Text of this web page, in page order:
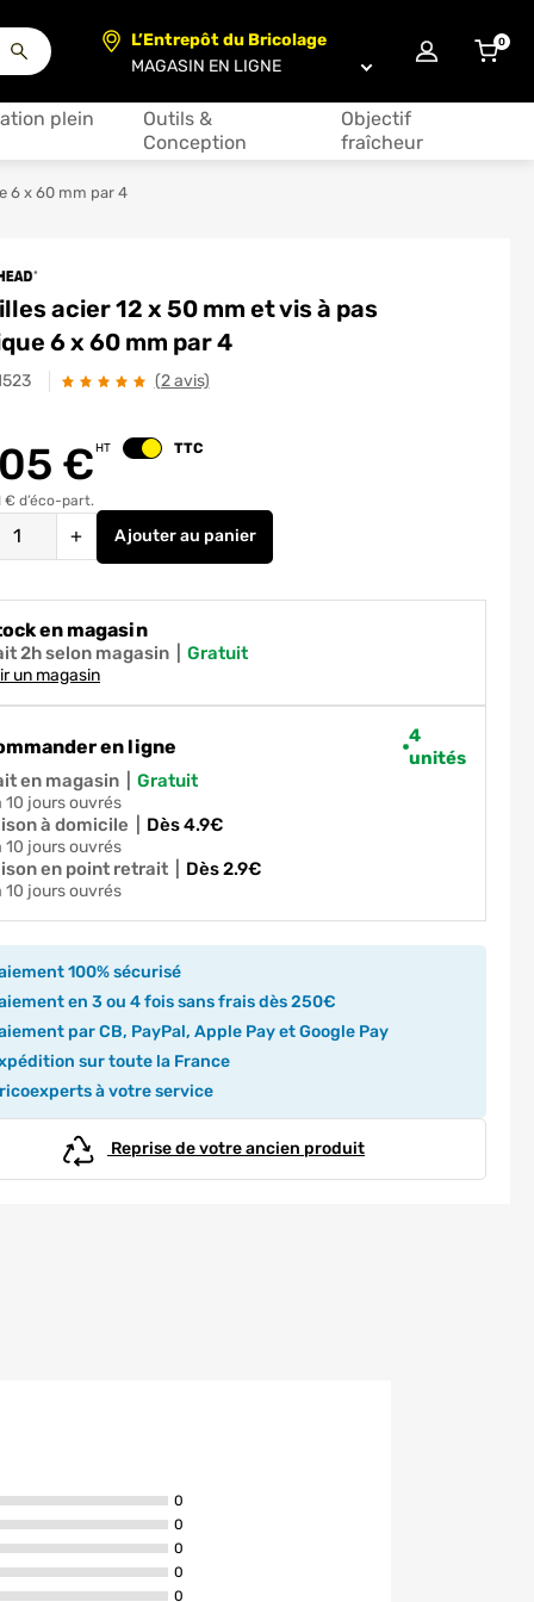
L’Entrepôt du Bricolage
Choisir un magasin
0article
plein
Outils &
Conception
Objectif
fraîcheur
6 x 60 mm par 4
acier 12 x 50 mm et vis à pas
6 x 60 mm par 4
(2 avis)
HT Changer le prix
TTC
€
€ d’éco-part.
+ Ajouterau panier
en magasin
2h selon magasin gratuit
un magasin
en ligne
4
unités
en magasin
gratuit
10 jours ouvrés
à domicile dès 4.9€
10 jours ouvrés
en point retrait dès 2.9€
10 jours ouvrés
100% sécurisé
en 3 ou 4 fois sans frais dès 250€
par CB, PayPal, Apple Pay et Google Pay
sur toute la France
à votre service
Reprise de votre ancien produit
0avis ont la note de 5 étoiles
0avis ont la note de 4 étoiles
0avis ont la note de 3 étoiles
0avis ont la note de 2 étoiles
0avis ont la note de 1 étoiles